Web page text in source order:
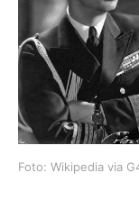
Foto: Wikipedia via